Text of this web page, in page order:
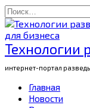
Перейти
к
содержанию
Search
for:
Технологии
интернет-портал
Главная
Новости